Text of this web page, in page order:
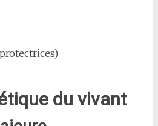
du vivant